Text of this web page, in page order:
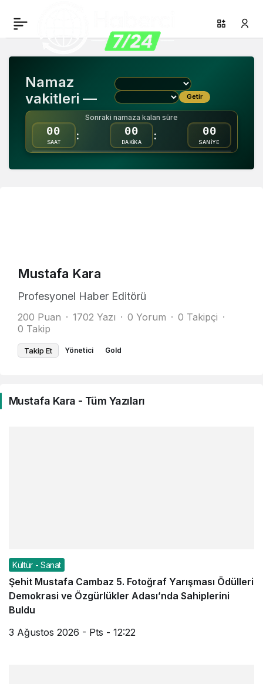
Namaz
vakitleri —
Getir
Sonraki namaza kalan süre
00
SAAT
: 00
DAKİKA
: 00
SANİYE
Mustafa Kara
Profesyonel Haber Editörü
200 Puan 1702 Yazı 0 Yorum
0 Takipçi
0 Takip
Takip Et Yönetici Gold
Mustafa Kara - Tüm Yazıları
Kültür - Sanat
Şehit Mustafa Cambaz 5. Fotoğraf Yarışması Ödülleri
Demokrasi ve Özgürlükler Adası’nda Sahiplerini
Buldu
3 Ağustos 2026 - Pts - 12:22